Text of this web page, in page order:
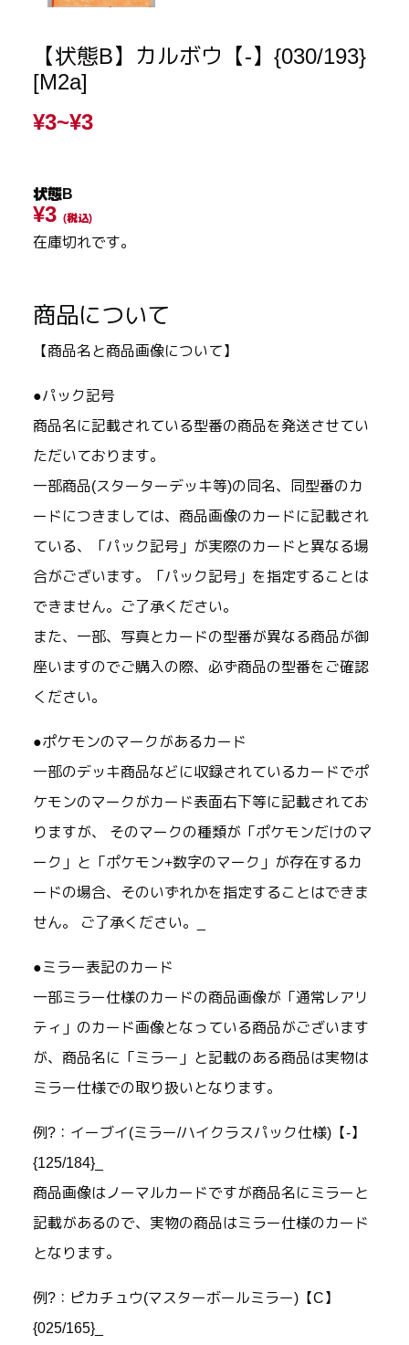
【状態B】カルボウ【-】{030/193}
[M2a]
¥3~¥3
状態B
¥3 (税込)
在庫切れです。
商品について
【商品名と商品画像について】
●パック記号
商品名に記載されている型番の商品を発送させてい
ただいております。
一部商品(スターターデッキ等)の同名、同型番のカ
ードにつきましては、商品画像のカードに記載され
ている、「パック記号」が実際のカードと異なる場
合がございます。「パック記号」を指定することは
できません。ご了承ください。
また、一部、写真とカードの型番が異なる商品が御
座いますのでご購入の際、必ず商品の型番をご確認
ください。
●ポケモンのマークがあるカード
一部のデッキ商品などに収録されているカードでポ
ケモンのマークがカード表面右下等に記載されてお
りますが、 そのマークの種類が「ポケモンだけのマ
ーク」と「ポケモン+数字のマーク」が存在するカ
ードの場合、そのいずれかを指定することはできま
せん。 ご了承ください。_
●ミラー表記のカード
一部ミラー仕様のカードの商品画像が「通常レアリ
ティ」のカード画像となっている商品がございます
が、商品名に「ミラー」と記載のある商品は実物は
ミラー仕様での取り扱いとなります。
例?：イーブイ(ミラー/ハイクラスパック仕様)【-】
{125/184}_
商品画像はノーマルカードですが商品名にミラーと
記載があるので、実物の商品はミラー仕様のカード
となります。
例?：ピカチュウ(マスターボールミラー)【C】
{025/165}_